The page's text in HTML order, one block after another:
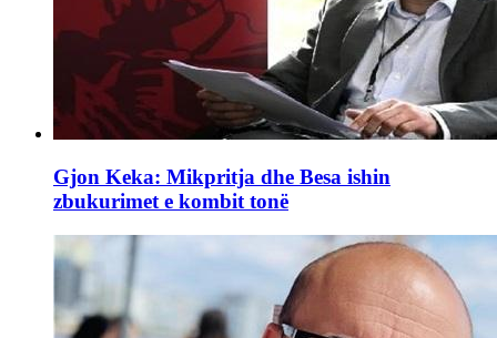
Gjon Keka: Mikpritja dhe Besa ishin
zbukurimet e kombit tonë